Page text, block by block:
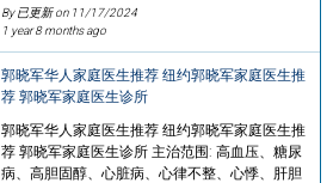
By 已更新 on 11/17/2024
1 year 8 months ago
郭晓军华人家庭医生推荐 纽约郭晓军家庭医生推
荐 郭晓军家庭医生诊所
郭晓军华人家庭医生推荐 纽约郭晓军家庭医生推
荐 郭晓军家庭医生诊所 主治范围: 高血压、糖尿
病、高胆固醇、心脏病、心律不整、心悸、肝胆